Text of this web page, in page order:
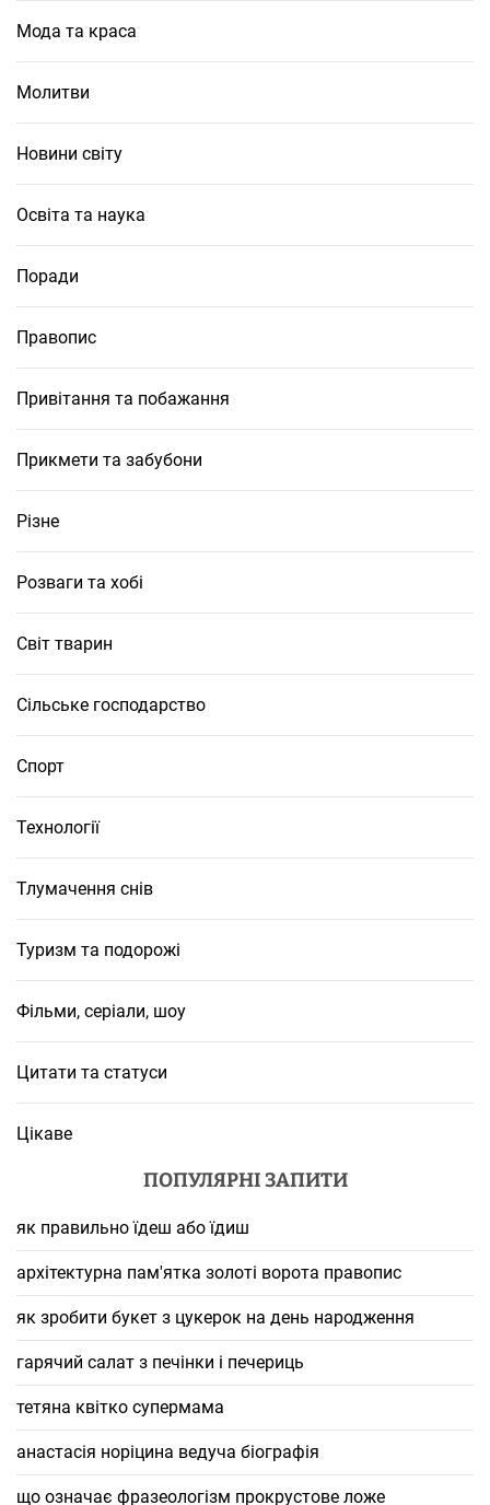
Мода та краса
Молитви
Новини світу
Освіта та наука
Поради
Правопис
Привітання та побажання
Прикмети та забубони
Різне
Розваги та хобі
Світ тварин
Сільське господарство
Спорт
Технології
Тлумачення снів
Туризм та подорожі
Фільми, серіали, шоу
Цитати та статуси
Цікаве
ПОПУЛЯРНІ ЗАПИТИ
як правильно їдеш або їдиш
архітектурна пам'ятка золоті ворота правопис
як зробити букет з цукерок на день народження
гарячий салат з печінки і печериць
тетяна квітко супермама
анастасія норіцина ведуча біографія
що означає фразеологізм прокрустове ложе